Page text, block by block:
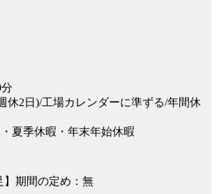
休2日)/工場カレンダーに準ずる/年間休
夏季休暇・年末年始休暇
】期間の定め：無